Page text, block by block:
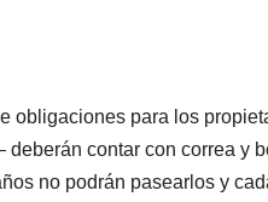
obligaciones para los
contar con correa y
no podrán pasearlos y